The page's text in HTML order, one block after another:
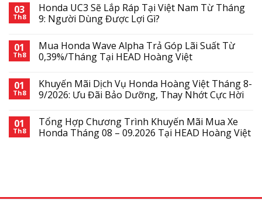
03
Th8
Honda UC3 Sẽ Lắp Ráp Tại Việt Nam Từ Tháng
9: Người Dùng Được Lợi Gì?
01
Th8
Mua Honda Wave Alpha Trả Góp Lãi Suất Từ
0,39%/Tháng Tại HEAD Hoàng Việt
01
Th8
Khuyến Mãi Dịch Vụ Honda Hoàng Việt Tháng 8-
9/2026: Ưu Đãi Bảo Dưỡng, Thay Nhớt Cực Hời
01
Th8
Tổng Hợp Chương Trình Khuyến Mãi Mua Xe
Honda Tháng 08 – 09.2026 Tại HEAD Hoàng Việt